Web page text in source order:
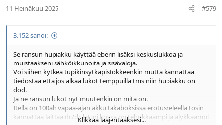
11 Heinäkuu 2025 #579
3.152 sanoi:
Se ransun hupiakku käyttää eberin lisäksi keskuslukkoa ja
muistaakseni sähköikkunoita ja sisävaloja.
Voi siihen kytkeä tupikinsytkäpistokkeenkin mutta kannattaa
tiedostaa että jos alkaa lukot temppuilla tms niin hupiakku on
död.
Ja ne ransun lukot nyt muutenkin on mitä on.
Itellä on 100ah vapaa-ajan akku takaboksissa erotusreleellä tosin
kannattaa laittaa dc/dc laturi koska on tehokkaampi ja älykkäämpi
Klikkaa laajentaaksesi...